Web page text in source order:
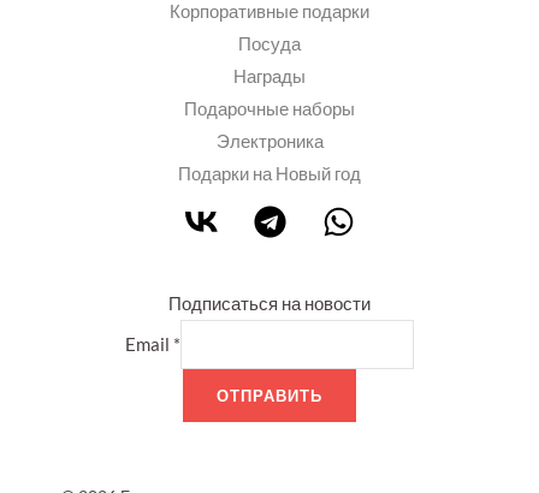
Корпоративные подарки
Посуда
Награды
Подарочные наборы
Электроника
Подарки на Новый год
Подписаться на новости
Email *
ОТПРАВИТЬ